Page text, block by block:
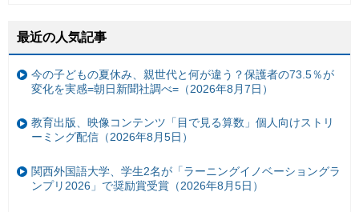
最近の人気記事
今の子どもの夏休み、親世代と何が違う？保護者の73.5％が
変化を実感=朝日新聞社調べ=（2026年8月7日）
教育出版、映像コンテンツ「目で見る算数」個人向けストリ
ーミング配信（2026年8月5日）
関西外国語大学、学生2名が「ラーニングイノベーショングラ
ンプリ2026」で奨励賞受賞（2026年8月5日）